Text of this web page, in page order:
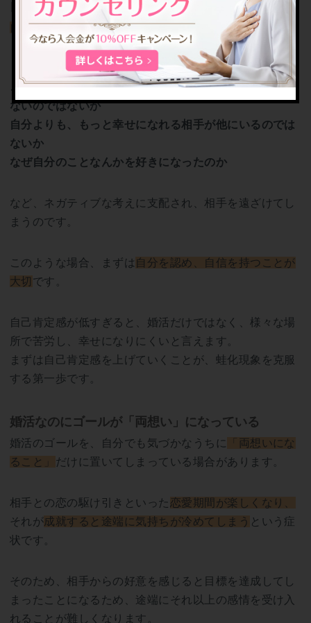
自己肯定感が低すぎる
自己肯定感が低い人は、相手からの好意を受け入れるこ
とができず、逃げるような行動を取りがちです。
こんな自分を好きになっても、相手にとって良いことは
ないのではないか
自分よりも、もっと幸せになれる相手が他にいるのでは
ないか
なぜ自分のことなんかを好きになったのか
など、ネガティブな考えに支配され、相手を遠ざけてし
まうのです。
このような場合、まずは 自分を認め、自信を持つことが
大切 です。
自己肯定感が低すぎると、婚活だけではなく、様々な場
所で苦労し、幸せになりにくいと言えます。
まずは自己肯定感を上げていくことが、蛙化現象を克服
する第一歩です。
婚活なのにゴールが「両想い」になっている
婚活のゴールを、自分でも気づかなうちに
「両想いにな
ること」 だけに置いてしまっている場合があります。
相手との恋の駆け引きといった 恋愛期間が楽しくなり、
それが成就すると途端に気持ちが冷めてしまう という症
状です。
そのため、相手からの好意を感じると目標を達成してし
まったことになるため、途端にそれ以上の感情を受け入
れることが難しくなります。